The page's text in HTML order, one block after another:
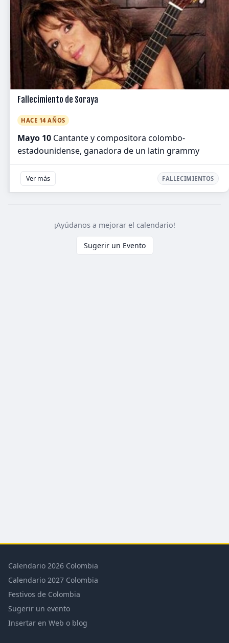
Fallecimiento de Soraya
HACE 14 AÑOS
Mayo 10 Cantante y compositora colombo-
estadounidense, ganadora de un latin grammy
Ver más FALLECIMIENTOS
¡Ayúdanos a mejorar el calendario!
Sugerir un Evento
Calendario 2026 Colombia
Calendario 2027 Colombia
Festivos de Colombia
Sugerir un evento
Insertar en Web o blog